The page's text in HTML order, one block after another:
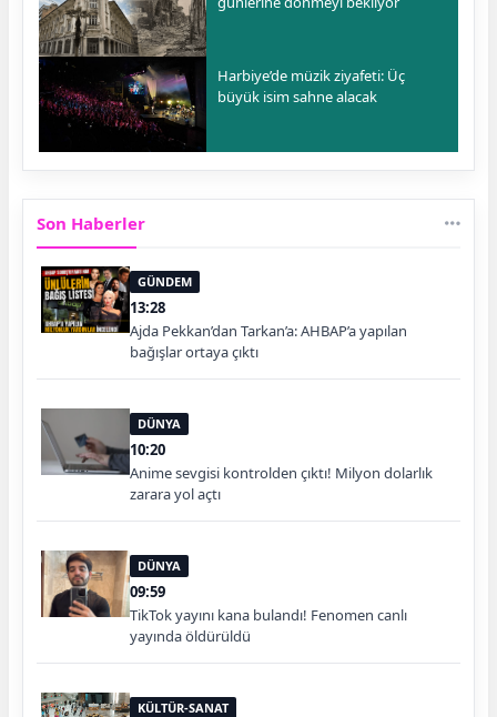
Harbiye’de müzik ziyafeti: Üç
büyük isim sahne alacak
Son Haberler
GÜNDEM
13:28
Ajda Pekkan’dan Tarkan’a: AHBAP’a yapılan
bağışlar ortaya çıktı
DÜNYA
10:20
Anime sevgisi kontrolden çıktı! Milyon dolarlık
zarara yol açtı
DÜNYA
09:59
TikTok yayını kana bulandı! Fenomen canlı
yayında öldürüldü
KÜLTÜR-SANAT